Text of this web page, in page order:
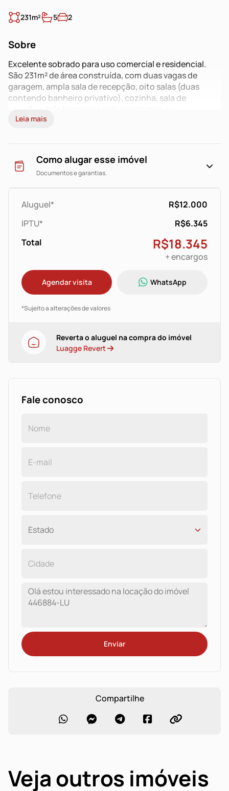
231m² 5 2
Sobre
Excelente sobrado para uso comercial e residencial.
São 231m² de área construída, com duas vagas de
garagem, ampla sala de recepção, oito salas (duas
contendo banheiro privativo), cozinha, sala de
churrasqueira ao ar livre no segundo andar. Espaço
região.NÃO FICA NADA DE MOBILIA
Obs.: Valor anunciado é válido para pagamento até a
data de vencimento estipulada em contrato.
Leia mais
Como alugar esse imóvel
Documentos e garantias.
Aluguel*
R$12.000
IPTU*
R$6.345
Total
R$18.345
+ encargos
Agendar visita WhatsApp
*Sujeito a alterações de valores
Reverta o aluguel na compra do imóvel
Luagge Revert
Fale conosco
Enviar
Compartilhe
Veja outros imóveis